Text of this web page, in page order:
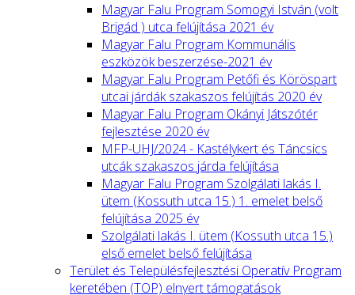
Magyar Falu Program Somogyi István (volt
Brigád ) utca felújítása 2021 év
Magyar Falu Program Kommunális
eszközök beszerzése-2021 év
Magyar Falu Program Petőfi és Köröspart
utcai járdák szakaszos felújítás 2020 év
Magyar Falu Program Okányi Játszótér
fejlesztése 2020 év
MFP-UHJ/2024 - Kastélykert és Táncsics
utcák szakaszos járda felújítása
Magyar Falu Program Szolgálati lakás I.
ütem (Kossuth utca 15.) 1. emelet belső
felújítása 2025 év
Szolgálati lakás I. ütem (Kossuth utca 15.)
első emelet belső felújítása
Terület és Településfejlesztési Operatív Program
keretében (TOP) elnyert támogatások